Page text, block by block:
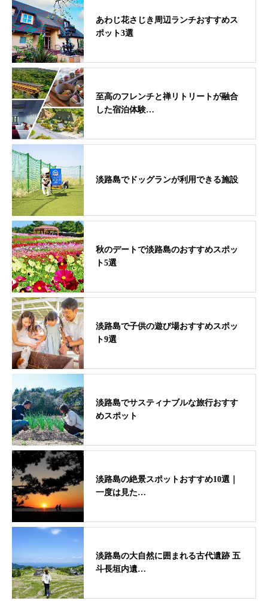
あわじ花さじき周辺ランチおすすめス
ポット3選
至高のフレンチと禅リトリートが融合
した宿泊体験…
淡路島でドッグランが利用できる施設
秋のデートで淡路島のおすすめスポッ
ト5選
淡路島で子供の遊び場おすすめスポッ
ト9選
淡路島でサスティナブルな旅行おすす
めスポット
淡路島の絶景スポットおすすめ10選｜
一度は見た…
淡路島の大自然に囲まれる古代遺跡 五
斗長垣内遺…